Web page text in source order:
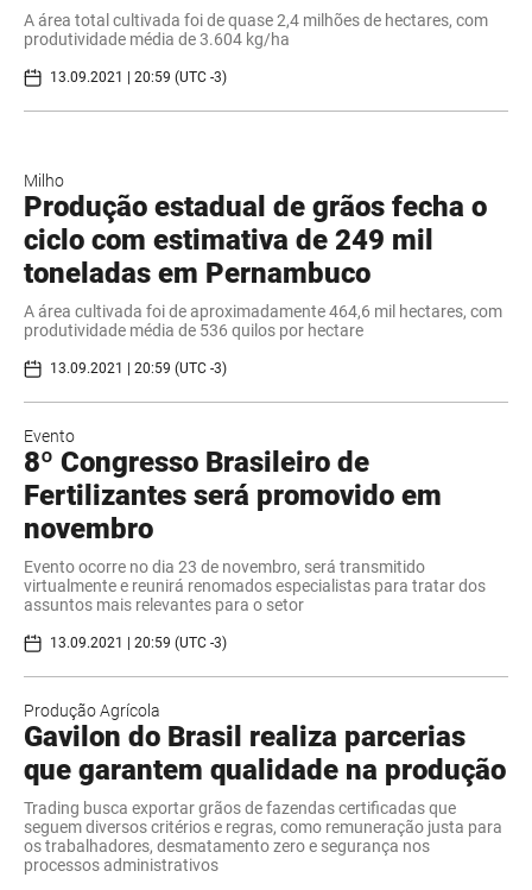
A área total cultivada foi de quase 2,4 milhões de hectares, com
produtividade média de 3.604 kg/ha
13.09.2021 | 20:59 (UTC -3)
Milho
Produção estadual de grãos fecha o
ciclo com estimativa de 249 mil
toneladas em Pernambuco
A área cultivada foi de aproximadamente 464,6 mil hectares, com
produtividade média de 536 quilos por hectare
13.09.2021 | 20:59 (UTC -3)
Evento
8º Congresso Brasileiro de
Fertilizantes será promovido em
novembro
Evento ocorre no dia 23 de novembro, será transmitido
virtualmente e reunirá renomados especialistas para tratar dos
assuntos mais relevantes para o setor
13.09.2021 | 20:59 (UTC -3)
Produção Agrícola
Gavilon do Brasil realiza parcerias
que garantem qualidade na produção
Trading busca exportar grãos de fazendas certificadas que
seguem diversos critérios e regras, como remuneração justa para
os trabalhadores, desmatamento zero e segurança nos
processos administrativos